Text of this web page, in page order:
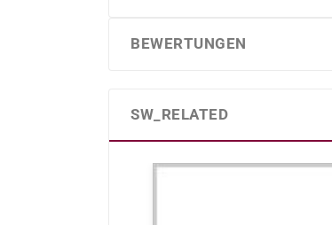
BEWERTUNGEN
SW_RELATED
Produktgalerie überspringen